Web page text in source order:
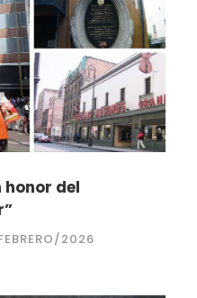
honor del
2026